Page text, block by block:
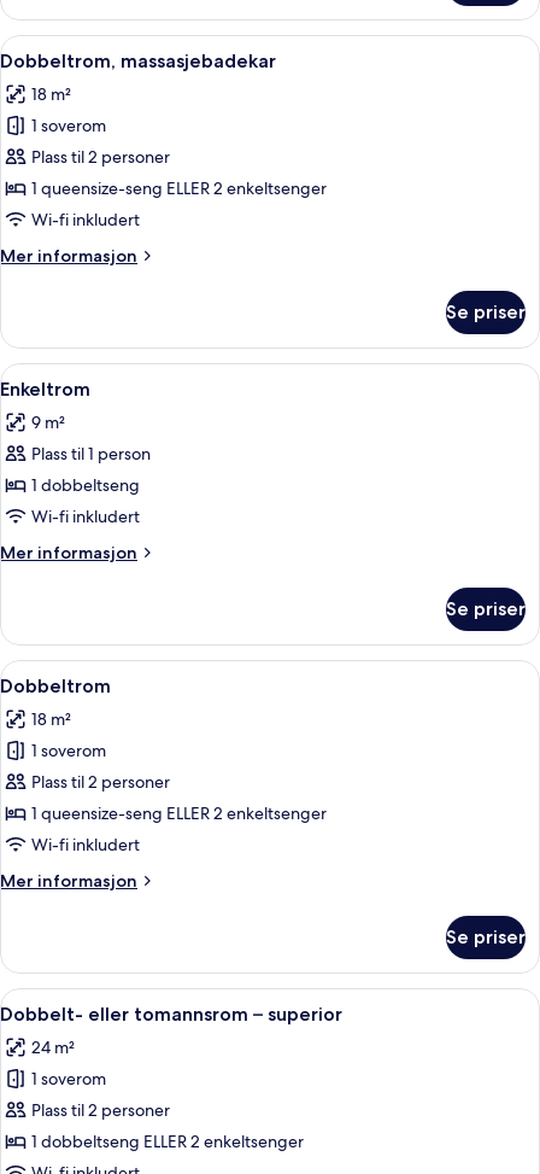
–
basic,
anneks
Åpne
alle
bildene
av
Dobbeltrom,
massasjebadekar
Dobbeltrom, massasjebadekar |
13
Dobbeltrom, massasjebadekar
18 m²
1 soverom
Plass til 2 personer
1 queensize-seng ELLER 2 enkeltsenger
Wi-fi inkludert
Mer informasjon
Mer
massasjebadekar
Se priser
Åpne
alle
bildene
av
Enkeltrom
Enkeltrom | Sengetøy av topp
5
Enkeltrom
9 m²
Plass til 1 person
1 dobbeltseng
Wi-fi inkludert
Mer informasjon
Mer
Se priser
Åpne
alle
bildene
av
Dobbeltrom
Sengetøy av topp kvalitet, minibar,
17
Dobbeltrom
18 m²
1 soverom
Plass til 2 personer
1 queensize-seng ELLER 2 enkeltsenger
Wi-fi inkludert
Mer informasjon
Mer
Se priser
Åpne
alle
bildene
av
Dobbelt-
eller
tomannsrom
Dobbelt- eller tomannsrom –
16
Dobbelt- eller tomannsrom – superior
24 m²
1 soverom
Plass til 2 personer
1 dobbeltseng ELLER 2 enkeltsenger